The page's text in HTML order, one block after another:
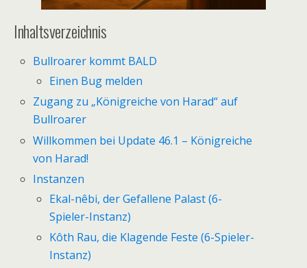
Inhaltsverzeichnis
Bullroarer kommt BALD
Einen Bug melden
Zugang zu „Königreiche von Harad“ auf
Bullroarer
Willkommen bei Update 46.1 – Königreiche
von Harad!
Instanzen
Ekal-nêbi, der Gefallene Palast (6-
Spieler-Instanz)
Kôth Rau, die Klagende Feste (6-Spieler-
Instanz)